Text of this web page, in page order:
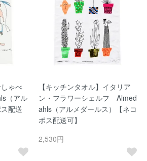
ゃべ
（アル
配送
【キッチンタオル】イタリア
ン・フラワーシェルフ Almed
ahls（アルメダールス）【ネコ
ポス配送可】
2,530円